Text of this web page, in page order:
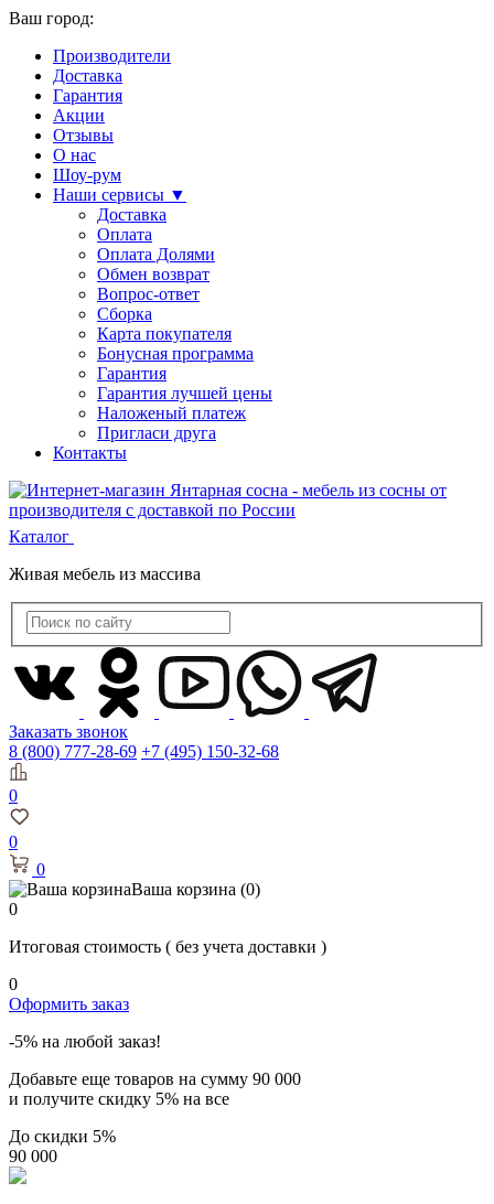
Ваш город:
Производители
Доставка
Гарантия
Акции
Отзывы
О нас
Шоу-рум
Наши сервисы ▼
Доставка
Оплата
Оплата Долями
Обмен возврат
Вопрос-ответ
Сборка
Карта покупателя
Бонусная программа
Гарантия
Гарантия лучшей цены
Наложеный платеж
Пригласи друга
Контакты
Каталог
Живая мебель из массива
Заказать звонок
8 (800) 777-28-69 +7 (495) 150-32-68
0
0
0
Ваша корзина (0)
0
Итоговая стоимость ( без учета доставки )
0
Оформить заказ
-5% на любой заказ!
Добавьте еще товаров на сумму 90 000
и получите скидку 5% на все
До скидки 5%
90 000